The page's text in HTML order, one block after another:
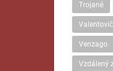
Trojané
Valentovič
Venzago
Vzdálený